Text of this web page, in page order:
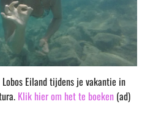
Eiland tijdens je vakantie in
Klik hier om het te boeken (ad)